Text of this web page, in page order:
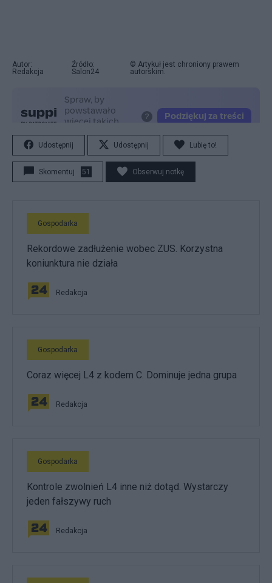
Autor:
Redakcja
Źródło:
Salon24
© Artykuł jest chroniony prawem
autorskim.
Udostępnij Udostępnij Lubię to!
Skomentuj 51 Obserwuj notkę
Gospodarka
Rekordowe zadłużenie wobec ZUS. Korzystna
koniunktura nie działa
Redakcja
Gospodarka
Coraz więcej L4 z kodem C. Dominuje jedna grupa
Redakcja
Gospodarka
Kontrole zwolnień L4 inne niż dotąd. Wystarczy
jeden fałszywy ruch
Redakcja